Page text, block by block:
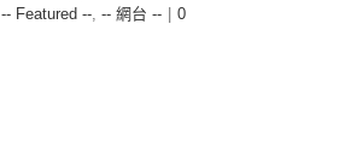
-- Featured --, -- 網台 --
0